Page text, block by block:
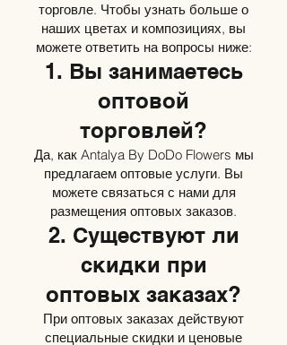
торговле. Чтобы узнать больше о
наших цветах и композициях, вы
можете ответить на вопросы ниже:
1. Вы занимаетесь
оптовой
торговлей?
Да, как Antalya By DoDo Flowers мы
предлагаем оптовые услуги. Вы
можете связаться с нами для
размещения оптовых заказов.
2. Существуют ли
скидки при
оптовых заказах?
При оптовых заказах действуют
специальные скидки и ценовые